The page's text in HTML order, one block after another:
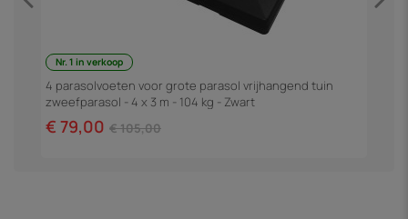
Nr. 1 in verkoop
4 parasolvoeten voor grote parasol vrijhangend tuin
zweefparasol - 4 x 3 m - 104 kg - Zwart
€ 79,00 € 105,00